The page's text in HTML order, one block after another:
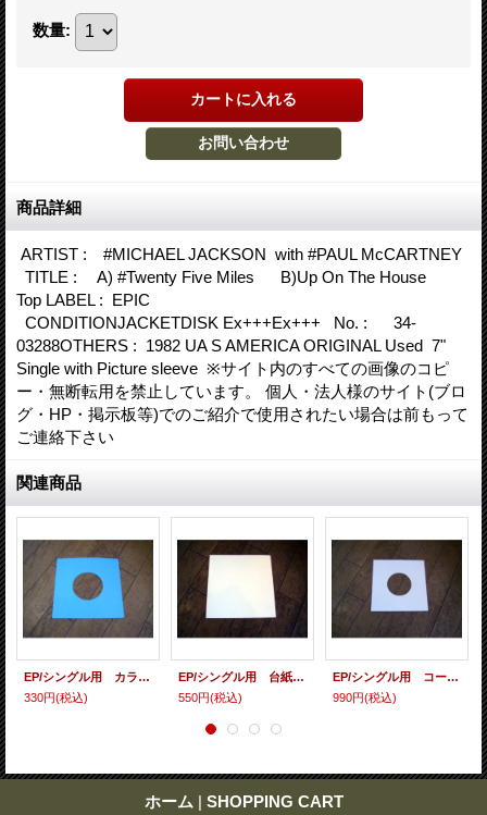
数量:
商品詳細
ARTIST : #MICHAEL JACKSON with #PAUL McCARTNEY
TITLE : A) #Twenty Five Miles B)Up On The House
Top LABEL : EPIC
CONDITIONJACKETDISK Ex+++Ex+++ No. : 34-
03288OTHERS : 1982 UA S AMERICA ORIGINAL Used 7"
Single with Picture sleeve ※サイト内のすべての画像のコピ
ー・無断転用を禁止しています。 個人・法人様のサイト(ブロ
グ・HP・掲示板等)でのご紹介で使用されたい場合は前もって
ご連絡下さい
関連商品
EP/シングル用 カラースリーヴ（全4色） 5枚セット
330円(税込)
EP/シングル用 台紙 10枚セット
550円(税込)
EP/シングル用 コート紙丸穴ジャケ 白 10 copies set / １０枚セット
990円(税込)
ホーム | SHOPPING CART